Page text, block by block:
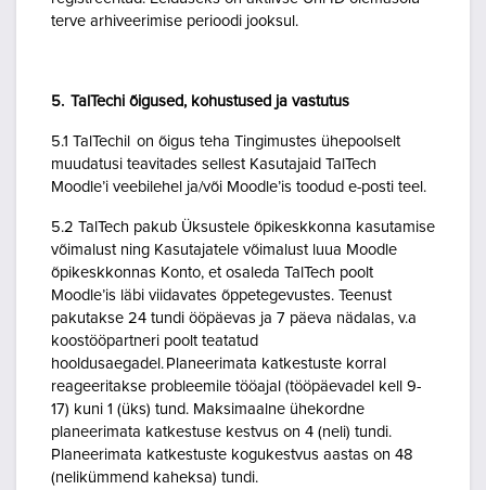
terve arhiveerimise perioodi jooksul.
5. TalTechi õigused, kohustused ja vastutus
5.1 TalTechil on õigus teha Tingimustes ühepoolselt
muudatusi teavitades sellest Kasutajaid TalTech
Moodle’i veebilehel ja/või Moodle’is toodud e-posti teel.
5.2 TalTech pakub Üksustele õpikeskkonna kasutamise
võimalust ning Kasutajatele võimalust luua Moodle
õpikeskkonnas Konto, et osaleda TalTech poolt
Moodle’is läbi viidavates õppetegevustes. Teenust
pakutakse 24 tundi ööpäevas ja 7 päeva nädalas, v.a
koostööpartneri poolt teatatud
hooldusaegadel. Planeerimata katkestuste korral
reageeritakse probleemile tööajal (tööpäevadel kell 9-
17) kuni 1 (üks) tund. Maksimaalne ühekordne
planeerimata katkestuse kestvus on 4 (neli) tundi.
Planeerimata katkestuste kogukestvus aastas on 48
(nelikümmend kaheksa) tundi.